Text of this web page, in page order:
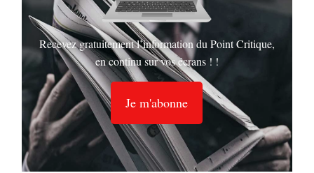
Recevez gratuitement l’information du Point Critique,
en continu sur vos écrans ! !
Je m'abonne